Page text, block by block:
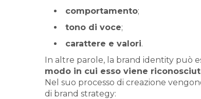
comportamento;
tono di voce;
carattere e valori.
In altre parole, la brand identity può
modo in cui esso viene
Nel suo processo di creazione
di brand strategy: